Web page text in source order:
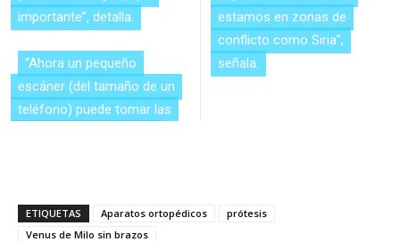
importante”, detalla.
“Ahora un pequeño
escáner (del tamaño de un
teléfono) puede tomar las
estamos en zonas de
conflicto como Siria”,
señala.
ETIQUETAS Aparatos ortopédicos
prótesis
Venus de Milo sin brazos